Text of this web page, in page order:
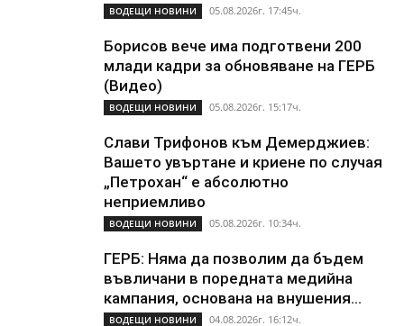
ВОДЕЩИ НОВИНИ 05.08.2026г. 17:45ч.
Борисов вече има подготвени 200
млади кадри за обновяване на ГЕРБ
(Видео)
ВОДЕЩИ НОВИНИ 05.08.2026г. 15:17ч.
Слави Трифонов към Демерджиев:
Вашето увъртане и криене по случая
„Петрохан“ е абсолютно
неприемливо
ВОДЕЩИ НОВИНИ 05.08.2026г. 10:34ч.
ГЕРБ: Няма да позволим да бъдем
въвличани в поредната медийна
кампания, основана на внушения...
ВОДЕЩИ НОВИНИ 04.08.2026г. 16:12ч.